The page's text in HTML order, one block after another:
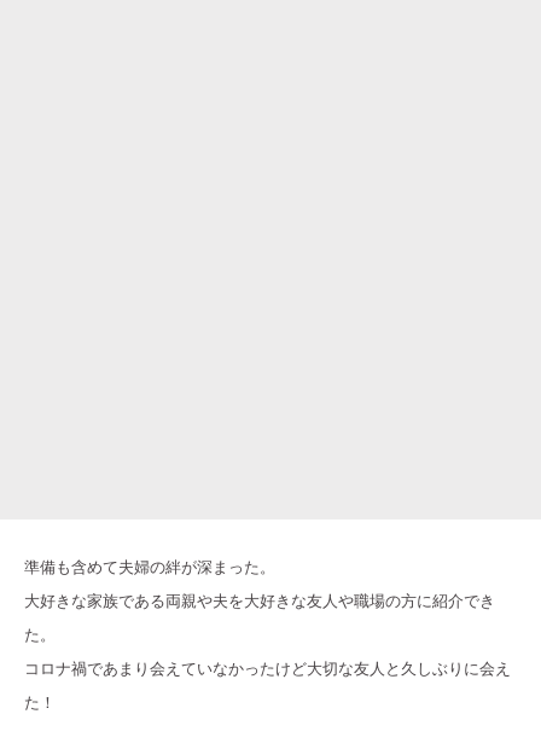
準備も含めて夫婦の絆が深まった。
大好きな家族である両親や夫を大好きな友人や職場の方に紹介でき
た。
コロナ禍であまり会えていなかったけど大切な友人と久しぶりに会え
た！